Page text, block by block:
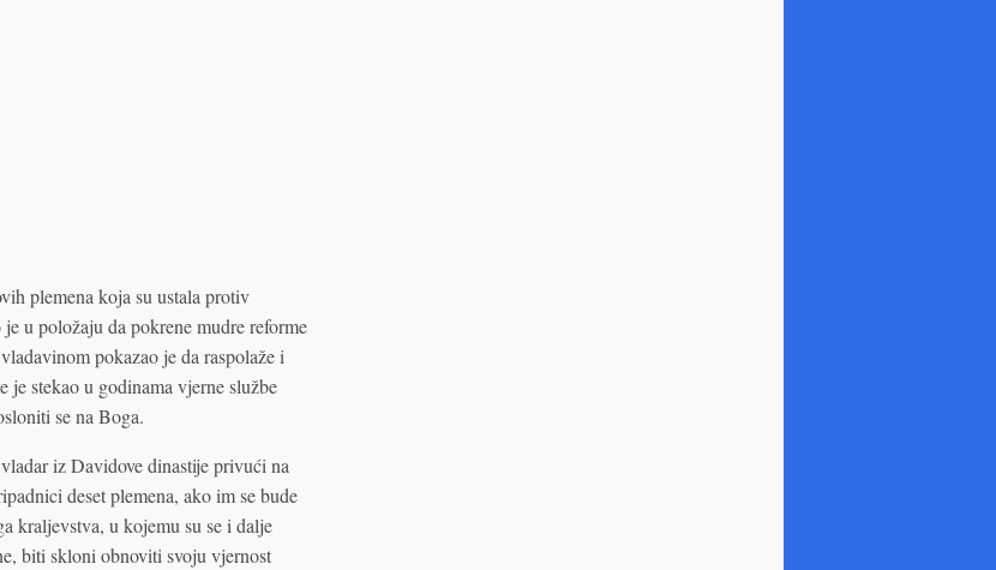
plemena koja su ustala protiv
u položaju da pokrene mudre reforme
pokazao je da raspolaže i
stekao u godinama vjerne službe
se na Boga.
iz Davidove dinastije privući na
deset plemena, ako im se bude
kraljevstva, u kojemu su se i dalje
biti skloni obnoviti svoju vjernost